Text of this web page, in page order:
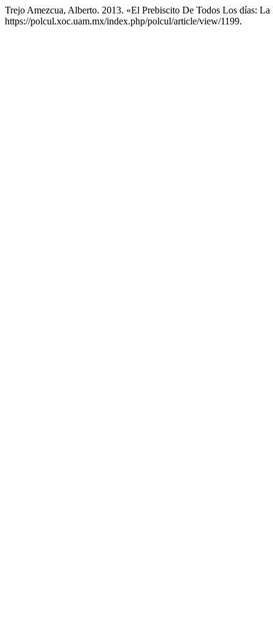
Trejo Amezcua, Alberto. 2013. «El Prebiscito De Todos Los días:
https://polcul.xoc.uam.mx/index.php/polcul/article/view/1199.